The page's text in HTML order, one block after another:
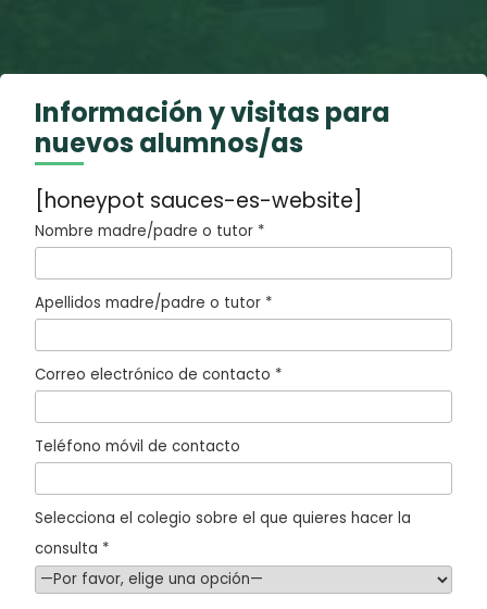
Información y visitas para
nuevos alumnos/as
[honeypot sauces-es-website]
Nombre madre/padre o tutor *
Apellidos madre/padre o tutor *
Correo electrónico de contacto *
Teléfono móvil de contacto
Selecciona el colegio sobre el que quieres hacer la
consulta *